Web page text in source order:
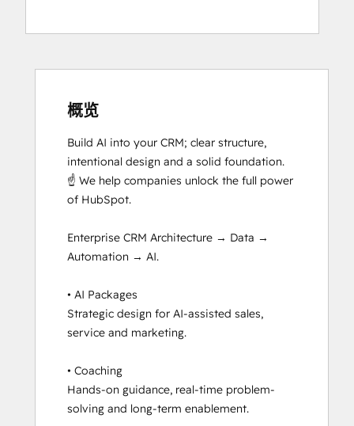
Data Integrations Certification
Certification
Certification
HubSpot Sales Hub Software
Certification
HubSpot Solutions Partner
HubSpot Trainer Certification
Inbound Sales
Reporting and Analytics Bootcamp
RevOps Bootcamp
Sales Enablement
Salesforce Integration Certification
Social Media Marketing Certification II
Super Admin Bootcamp
Video Strategy Bootcamp for Loop
概览
Build AI into your CRM; clear structure,
intentional design and a solid foundation.
☝️ We help companies unlock the full power
of HubSpot.
Enterprise CRM Architecture → Data →
Automation → AI.
• AI Packages
Strategic design for AI-assisted sales,
service and marketing.
• Coaching
Hands-on guidance, real-time problem-
solving and long-term enablement.